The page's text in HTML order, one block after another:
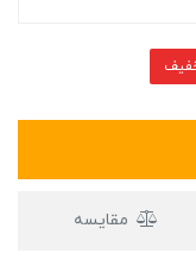
مقایسه